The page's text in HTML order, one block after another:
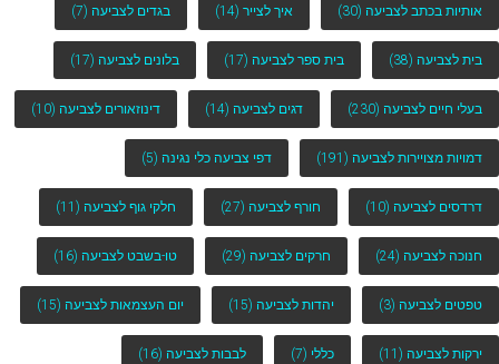
אותיות בכתב לצביעה (30) איך לצייר (14) בגדים לצביעה (7)
בית לצביעה (38) בית ספר לצביעה (17) בלונים לצביעה (17)
בעלי חיים לצביעה (230) דגים לצביעה (14) דינוזאורים לצביעה (10)
דמויות מצויירות לצביעה (191) דפי צביעה כלי נגינה (5)
דרדסים לצביעה (10) חורף לצביעה (27) חלקי גוף לצביעה (11)
חנוכה לצביעה (24) חרקים לצביעה (29) טו-בשבט לצביעה (16)
טפטים לצביעה (3) יהדות לצביעה (15) יום העצמאות לצביעה (15)
ירקות לצביעה (11) כללי (7) לבבות לצביעה (16)